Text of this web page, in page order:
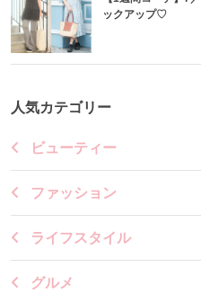
ックアップ♡
人気カテゴリー
ビューティー
ファッション
ライフスタイル
グルメ